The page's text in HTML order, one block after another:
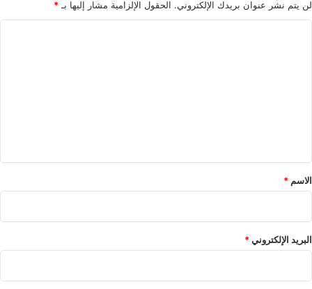
ل
لن يتم نشر عنوان بريدك الإلكتروني. الحقول الإلزامية مشار إليها بـ *
*
الاسم *
البريد الإلكتروني*